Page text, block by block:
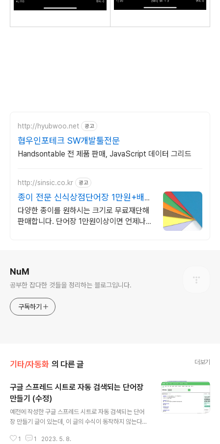
http://hyubwoo.net 광고
협우인포테크 SW개발툴전문
Handsontable 전 제품 판매, JavaScript 데이터 그리드
http://sinsic.co.kr 광고
종이 전문 신식상점단어장 1만원+배송
비무료 당일출고
다양한 종이를 원하시는 크기로 무료재단해
판매합니다. 단어장 1만원이상이면 언제나
NuM
공부한 잡다한 것들을 정리하는 블로그입니다.
구독하기
기타/자동화 의 다른 글 더보기
구글 스프레드 시트로 자동 검색되는 단어장
만들기 (수정)
예전에 작성한 구글 스프레드 시트로 자동 검색되는 단어
장 만들기 글이 있는데, 이 글의 수식이 동작하지 않는다는
https://int-num.tistory.com/67 구글 스프레드시트로
1 1 2023. 5. 8.